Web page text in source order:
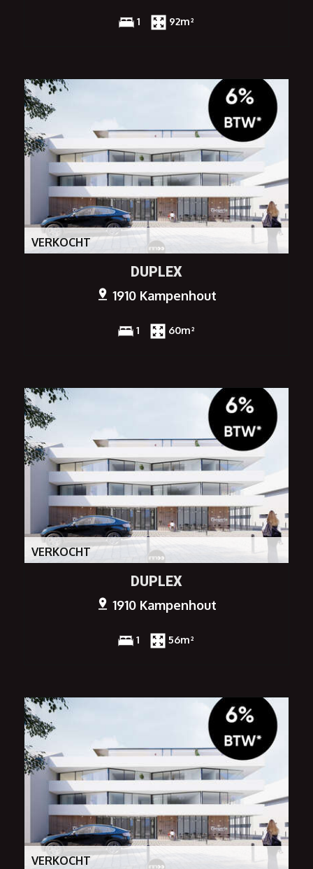
1 92m²
VERKOCHT
DUPLEX
1910 Kampenhout
1 60m²
VERKOCHT
DUPLEX
1910 Kampenhout
1 56m²
VERKOCHT